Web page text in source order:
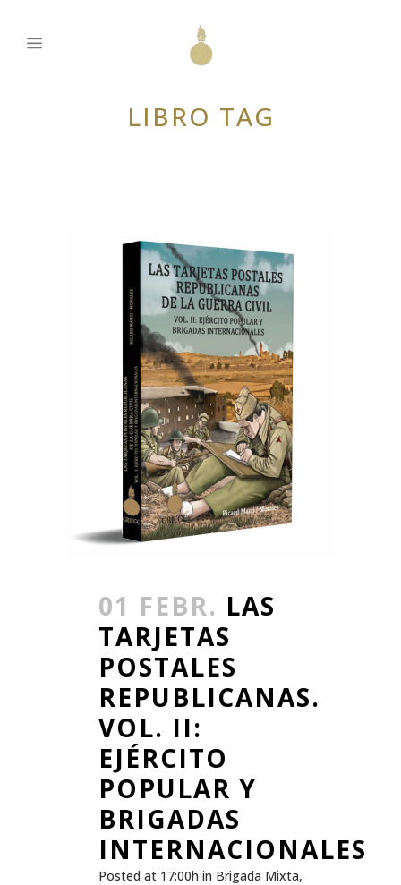
LIBRO TAG
01 FEBR. LAS
TARJETAS
POSTALES
REPUBLICANAS.
VOL. II:
EJÉRCITO
POPULAR Y
BRIGADAS
INTERNACIONALES
Posted at 17:00h in Brigada Mixta,